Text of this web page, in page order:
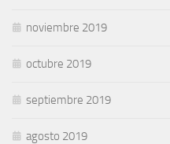
noviembre 2019
octubre 2019
septiembre 2019
agosto 2019